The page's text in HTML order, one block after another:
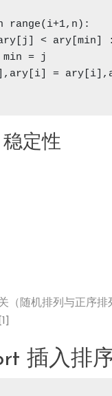
range(i+1,n):
< ary[min] :
= j
=
定性
（随机排列与正序
插入排